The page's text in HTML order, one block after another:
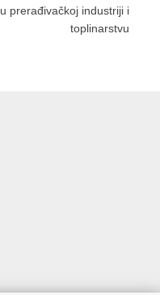
u prerađivačkoj industriji i
toplinarstvu